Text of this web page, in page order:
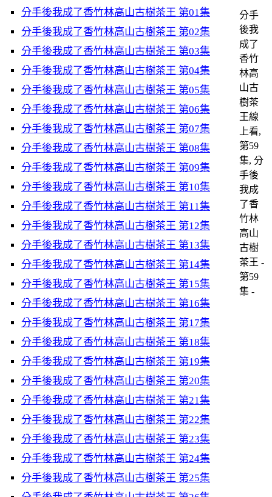
分手後我成了香竹林高山古樹茶王 第01集
分手後我成了香竹林高山古樹茶王 第02集
分手後我成了香竹林高山古樹茶王 第03集
分手後我成了香竹林高山古樹茶王 第04集
分手後我成了香竹林高山古樹茶王 第05集
分手後我成了香竹林高山古樹茶王 第06集
分手後我成了香竹林高山古樹茶王 第07集
分手後我成了香竹林高山古樹茶王 第08集
分手後我成了香竹林高山古樹茶王 第09集
分手後我成了香竹林高山古樹茶王 第10集
分手後我成了香竹林高山古樹茶王 第11集
分手後我成了香竹林高山古樹茶王 第12集
分手後我成了香竹林高山古樹茶王 第13集
分手後我成了香竹林高山古樹茶王 第14集
分手後我成了香竹林高山古樹茶王 第15集
分手後我成了香竹林高山古樹茶王 第16集
分手後我成了香竹林高山古樹茶王 第17集
分手後我成了香竹林高山古樹茶王 第18集
分手後我成了香竹林高山古樹茶王 第19集
分手後我成了香竹林高山古樹茶王 第20集
分手後我成了香竹林高山古樹茶王 第21集
分手後我成了香竹林高山古樹茶王 第22集
分手後我成了香竹林高山古樹茶王 第23集
分手後我成了香竹林高山古樹茶王 第24集
分手後我成了香竹林高山古樹茶王 第25集
分手
後我
成了
香竹
林高
山古
樹茶
王線
上看,
第59
集, 分
手後
我成
了香
竹林
高山
古樹
茶王 -
第59
集 -